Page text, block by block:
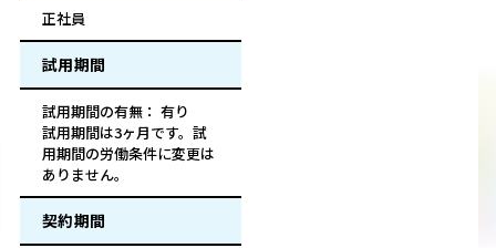
正社員
試用期間
試用期間の有無： 有り
試用期間は3ヶ月です。試
用期間の労働条件に変更は
ありません。
契約期間